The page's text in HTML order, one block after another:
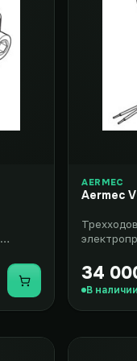
Купить
AERMEC
Aermec
фанко..
34
В наличии